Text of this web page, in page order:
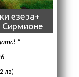
езера+
Сирмионе
лв)